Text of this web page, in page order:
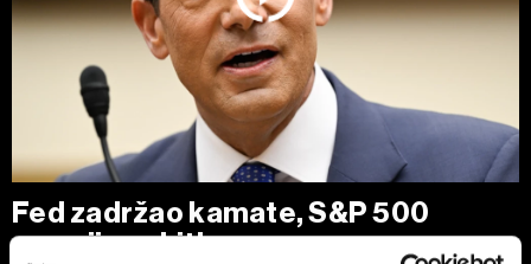
Fed zadržao kamate, S&P 500
smanjio gubitke